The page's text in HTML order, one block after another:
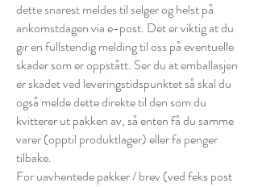
dette snarest meldes til selger og helst på
ankomstdagen via e-post. Det er viktig at du
gir en fullstendig melding til oss på eventuelle
skader som er oppstått. Ser du at emballasjen
er skadet ved leveringstidspunktet så skal du
også melde dette direkte til den som du
kvitterer ut pakken av, så enten få du samme
varer (opptil produktlager) eller fa penger
tilbake.
For uavhentede pakker / brev (ved feks post